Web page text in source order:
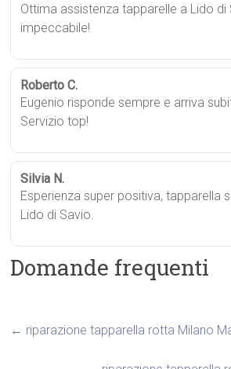
Ottima assistenza tapparelle a Lido di
impeccabile!
Roberto C.
Eugenio risponde sempre e arriva
Servizio top!
Silvia N.
Esperienza super positiva, tapparella
Lido di Savio.
Domande frequenti
← riparazione tapparella rotta Milano